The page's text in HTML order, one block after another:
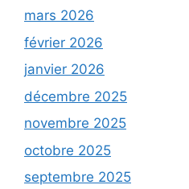
mars 2026
février 2026
janvier 2026
décembre 2025
novembre 2025
octobre 2025
septembre 2025